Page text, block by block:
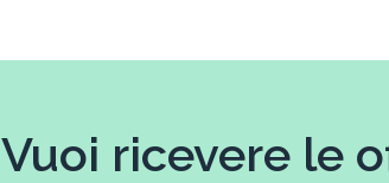
Vuoi ricevere le